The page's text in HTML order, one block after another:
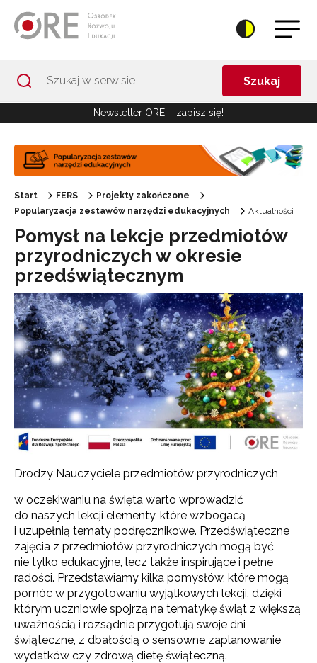
Szukaj
Newsletter ORE – zapisz się!
Start FERS
Projekty zakończone
Popularyzacja zestawów narzędzi edukacyjnych
Aktualności
Pomysł na lekcje przedmiotów
przyrodniczych w okresie
przedświątecznym
Drodzy Nauczyciele przedmiotów przyrodniczych,
w oczekiwaniu na święta warto wprowadzić
do naszych lekcji elementy, które wzbogacą
i uzupełnią tematy podręcznikowe. Przedświąteczne
zajęcia z przedmiotów przyrodniczych mogą być
nie tylko edukacyjne, lecz także inspirujące i pełne
radości. Przedstawiamy kilka pomysłów, które mogą
pomóc w przygotowaniu wyjątkowych lekcji, dzięki
którym uczniowie spojrzą na tematykę świąt z większą
uważnością i rozsądnie przygotują swoje dni
świąteczne, z dbałością o sensowne zaplanowanie
wydatków czy zdrową dietę świąteczną.